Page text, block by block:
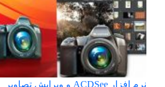
نرم افزار ACDSee و ویرایش تصاویر